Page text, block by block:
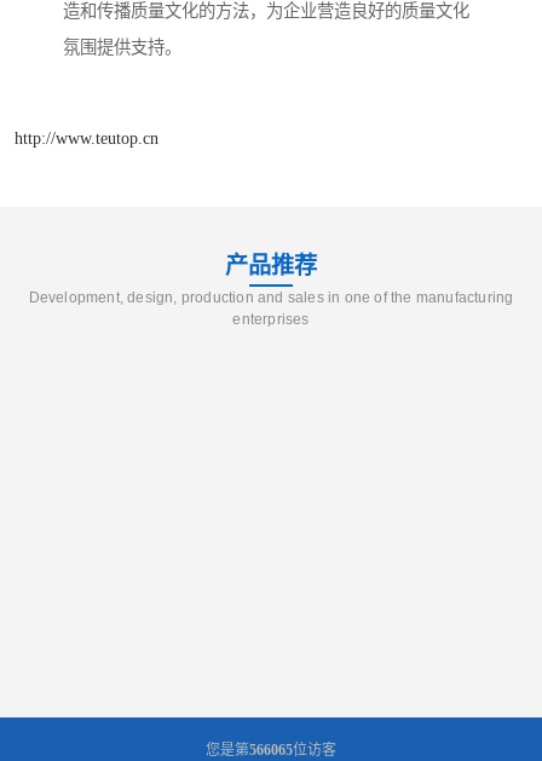
造和传播质量文化的方法，为企业营造良好的质量文化
氛围提供支持。
http://www.teutop.cn
产品推荐
Development, design, production and sales in one of the manufacturing
enterprises
您是第566065位访客